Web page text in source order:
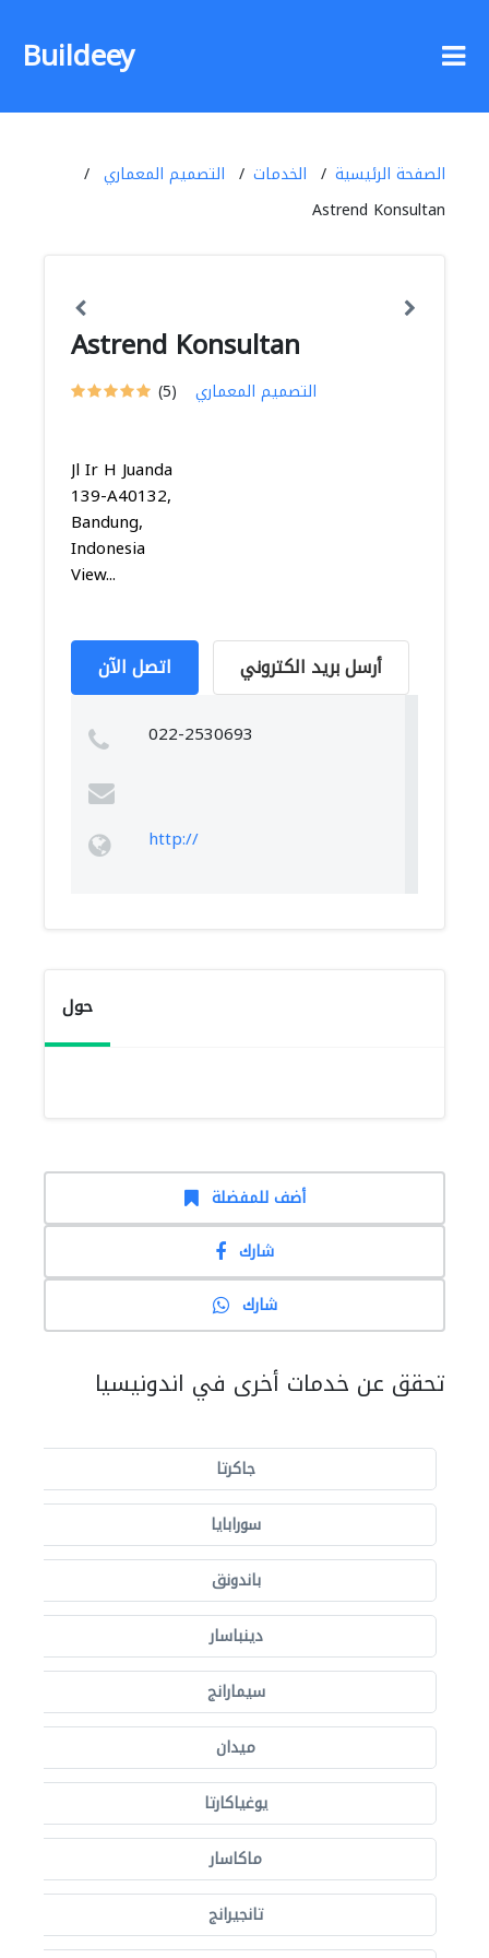
Buildeey
الصفحة الرئيسية الخدمات
التصميم المعماري
Astrend Konsultan
Astrend Konsultan
(5) التصميم المعماري
Jl Ir H Juanda
139-A40132,
Bandung,
Indonesia
View...
اتصل الآن أرسل بريد الكتروني
022-2530693
http://
حول
أضف للمفضلة
شارك
شارك
تحقق عن خدمات أخرى في اندونيسيا
جاكرتا
سورابايا
باندونق
دينباسار
سيمارانج
ميدان
يوغياكارتا
ماكاسار
تانجيرانج